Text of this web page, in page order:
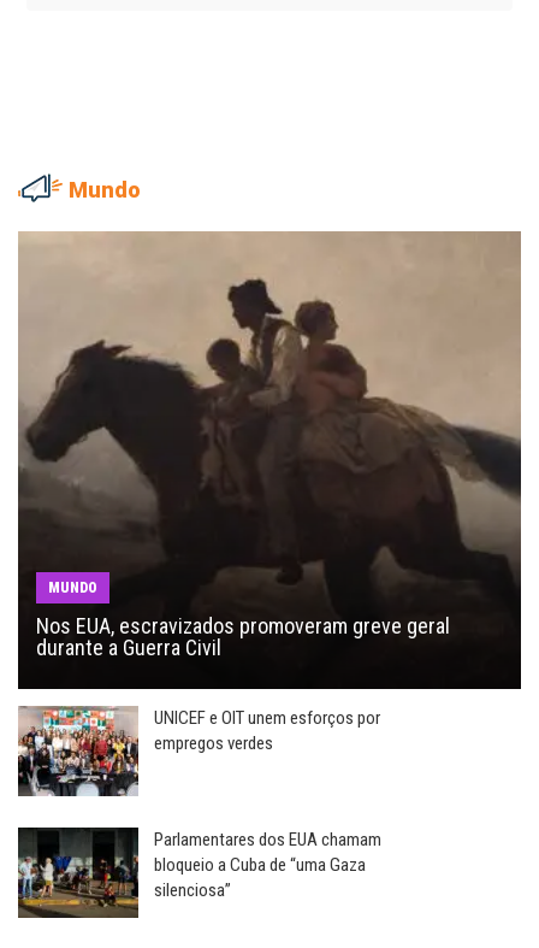
Mundo
MUNDO
Nos EUA, escravizados promoveram greve geral
durante a Guerra Civil
UNICEF e OIT unem esforços por
empregos verdes
Parlamentares dos EUA chamam
bloqueio a Cuba de “uma Gaza
silenciosa”